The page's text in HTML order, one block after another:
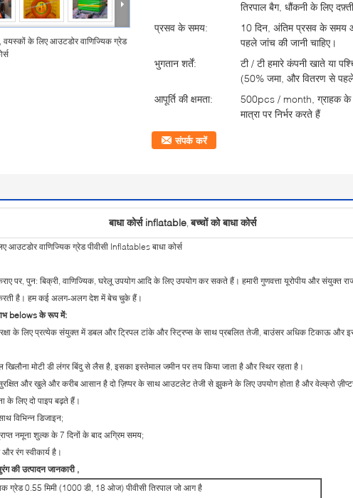
के लिए आउटडोर वाणिज्यिक ग्रेड
तिरपाल बैग, धौंकनी के लिए दफ़्ती
प्रसव के समय:
10 दिन, अंतिम प्रसव के
पहले जांच की जानी चाहिए।
भुगतान शर्तें:
टी / टी हमारे कंपनी खाते या
(50% जमा, और वितरण से
आपूर्ति की क्षमता:
500pcs / month, ग्राहक
मात्रा पर निर्भर करते हैं
संपर्क करें
बाधा कोर्स inflatable,बच्चों को बाधा कोर्स
वाणिज्यिक ग्रेड पीवीसी Inflatables बाधा कोर्स
पर, पुन: बिक्री, वाणिज्यिक, घरेलू उपयोग आदि के लिए उपयोग कर सकते हैं। हमारी गुणवत्ता यूरोपीय और संयुक्त
है। हम कई अलग-अलग देश में बेच चुके हैं।
belows के रूप में:
के लिए प्रत्येक संयुक्त में डबल और ट्रिपल टांके और स्ट्रिप्स के साथ प्रबलित तेजी, बाउंसर अधिक टिकाऊ और
मोटी डी लंगर बिंदु से लैस है, इसका इस्तेमाल जमीन पर तय किया जाता है और स्थिर रहता है।
और खुले और करीब आसान है दो ज़िप्पर के साथ आउटलेट तेजी से झुकने के लिए उपयोग होता है और वेल्क्रो ज़ीप्टर
के लिए दो पाइप बढ़ते हैं।
विभिन्न डिजाइन;
नमूना शुल्क के 7 दिनों के बाद अग्रिम समय;
रंग स्वीकार्य है।
की उत्पादन जानकारी ,
ग्रेड 0.55 मिमी (1000 डी, 18 ओज) पीवीसी तिरपाल जो आग है